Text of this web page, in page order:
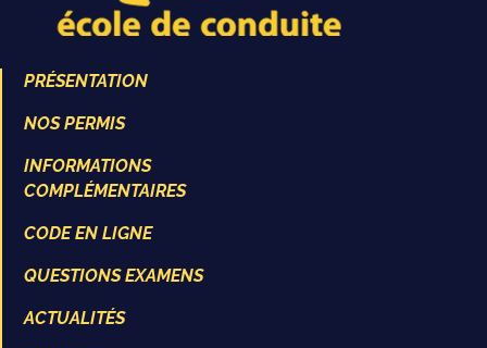
PRÉSENTATION
NOS PERMIS
INFORMATIONS
COMPLÉMENTAIRES
CODE EN LIGNE
QUESTIONS EXAMENS
ACTUALITÉS